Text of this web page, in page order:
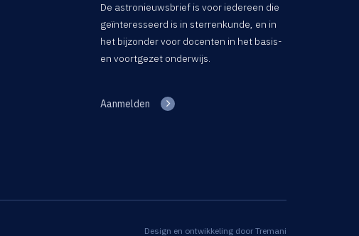
De astronieuwsbrief is voor iedereen die
geïnteresseerd is in sterrenkunde, en in
het bijzonder voor docenten in het basis-
en voortgezet onderwijs.
Aanmelden
Design en ontwikkeling door Tremani